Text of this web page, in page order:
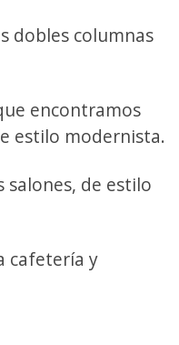
dobles columnas
encontramos
estilo modernista.
salones, de estilo
cafetería y